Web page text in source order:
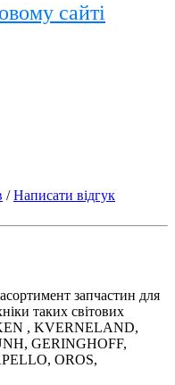
сайті
/Написати відгук
запчастин для
таких світових
, KVERNELAND,
GERINGHOFF,
OROS,